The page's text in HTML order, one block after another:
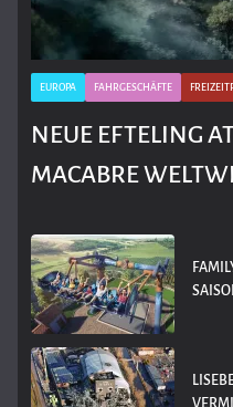
EUROPA FAHRGESCHÄFTE
NEUE EFTELING
MACABRE